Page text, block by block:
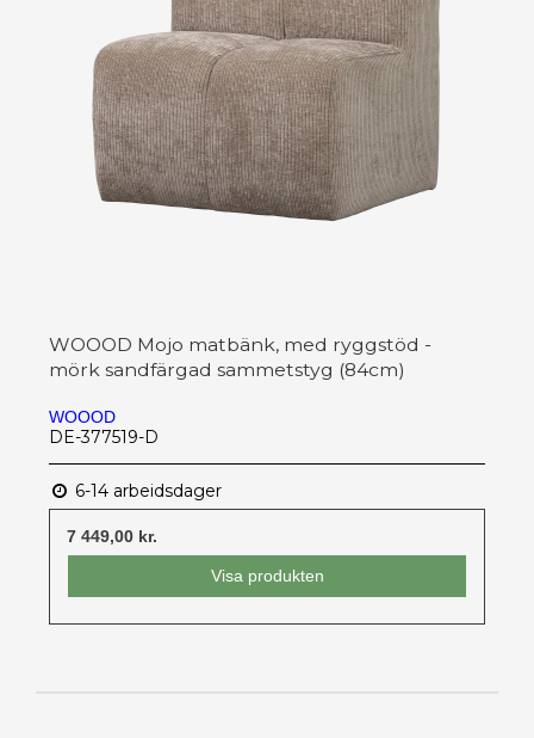
WOOOD Mojo matbänk, med ryggstöd -
mörk sandfärgad sammetstyg (84cm)
WOOOD
DE-377519-D
6-14 arbeidsdager
7 449,00 kr.
Visa produkten